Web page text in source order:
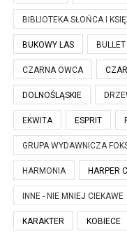
BIBLIOTEKA SŁOŃCA I
BUKOWY LAS
CZARNA OWCA
DOLNOŚLĄSKIE
EKWITA ESPRIT
GRUPA WYDAWNICZA
HARMONIA HARPER
INNE - NIE MNIEJ CIEKAWE
KARAKTER KOBIECE